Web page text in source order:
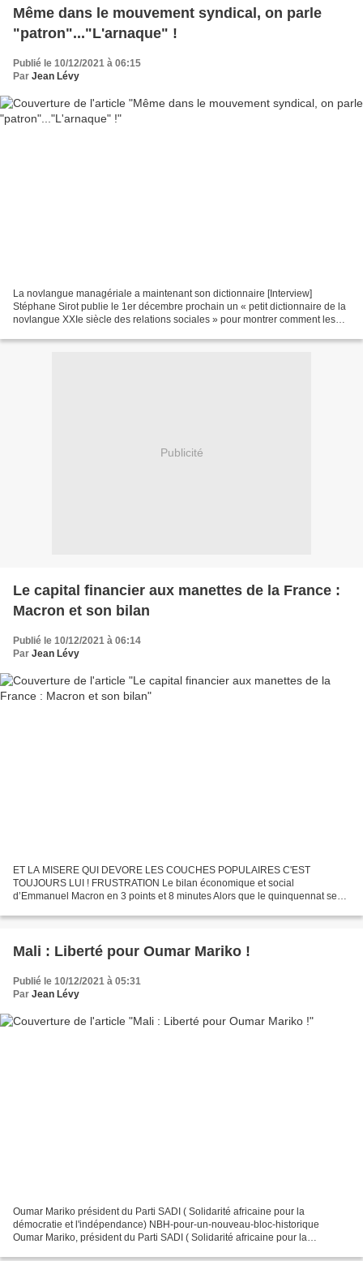
Même dans le mouvement syndical, on parle
"patron"..."L'arnaque" !
Publié le 10/12/2021 à 06:15
Par Jean Lévy
La novlangue managériale a maintenant son dictionnaire [Interview]
Stéphane Sirot publie le 1er décembre prochain un « petit dictionnaire de la
novlangue XXIe siècle des relations sociales » pour montrer comment les
Publicité
Le capital financier aux manettes de la France :
Macron et son bilan
Publié le 10/12/2021 à 06:14
Par Jean Lévy
ET LA MISERE QUI DEVORE LES COUCHES POPULAIRES C'EST
TOUJOURS LUI ! FRUSTRATION Le bilan économique et social
d’Emmanuel Macron en 3 points et 8 minutes Alors que le quinquennat se
famille...
Mali : Liberté pour Oumar Mariko !
Publié le 10/12/2021 à 05:31
Par Jean Lévy
Oumar Mariko président du Parti SADI ( Solidarité africaine pour la
démocratie et l'indépendance) NBH-pour-un-nouveau-bloc-historique
Oumar Mariko, président du Parti SADI ( Solidarité africaine pour la